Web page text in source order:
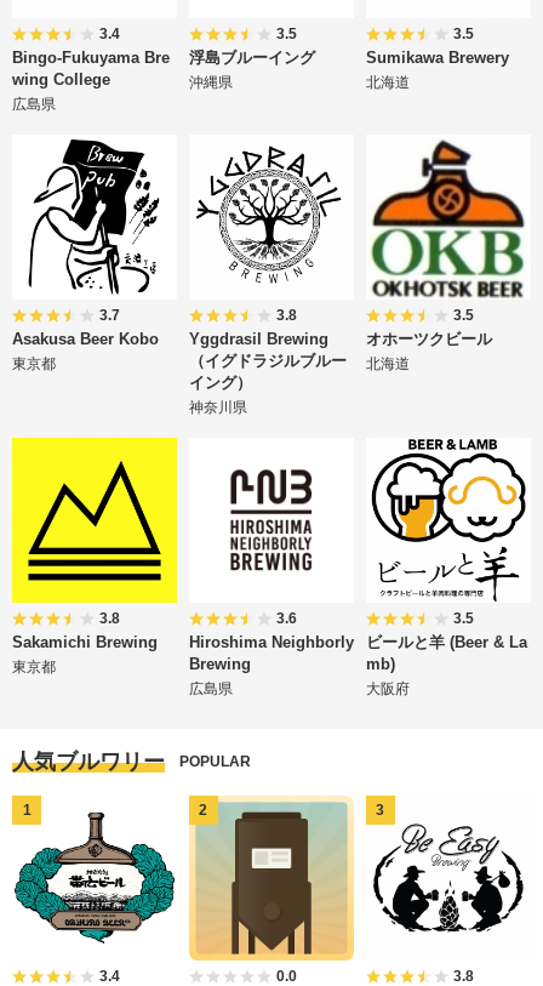
3.4
Bingo-Fukuyama Bre
wing College
広島県
3.5
浮島ブルーイング
沖縄県
3.5
Sumikawa Brewery
北海道
3.7
Asakusa Beer Kobo
東京都
3.8
Yggdrasil Brewing
（イグドラジルブルー
イング）
神奈川県
3.5
オホーツクビール
北海道
3.8
Sakamichi Brewing
東京都
3.6
Hiroshima Neighborly
Brewing
広島県
3.5
ビールと羊 (Beer & La
mb)
大阪府
人気ブルワリー POPULAR
3.4 0.0 3.8